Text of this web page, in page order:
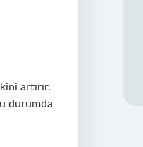
artırır.
durumda